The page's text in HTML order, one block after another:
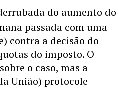
do aumento do
passada com uma
contra a decisão do
do imposto. O
o caso, mas a
União) protocole